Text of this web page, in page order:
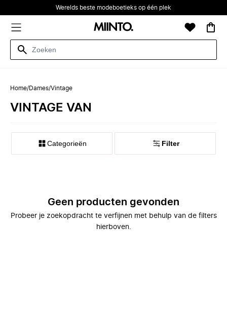
Werelds beste modeboetieks op één plek
Home/Dames/Vintage
VINTAGE VAN
Categorieën Filter
Geen producten gevonden
Probeer je zoekopdracht te verfijnen met behulp van de filters
hierboven.